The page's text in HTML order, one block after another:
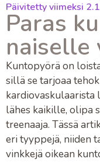
Päivitetty viimeksi
Paras
naiselle
Kuntopyörä on
sillä se tarjoaa
kardiovaskulaarista
lähes kaikille, olipa
treenaaja. Tässä
eri tyyppejä, niiden
vinkkejä oikean